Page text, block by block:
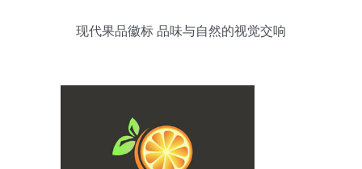
现代果品徽标 品味与自然的视觉交响